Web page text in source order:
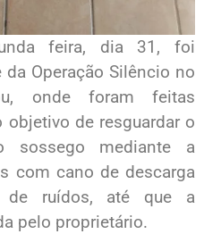
feira, dia 31, foi
da Operação Silêncio no
onde foram feitas
de resguardar o
sossego mediante a
com cano de descarga
de ruídos, até que a
pelo proprietário.